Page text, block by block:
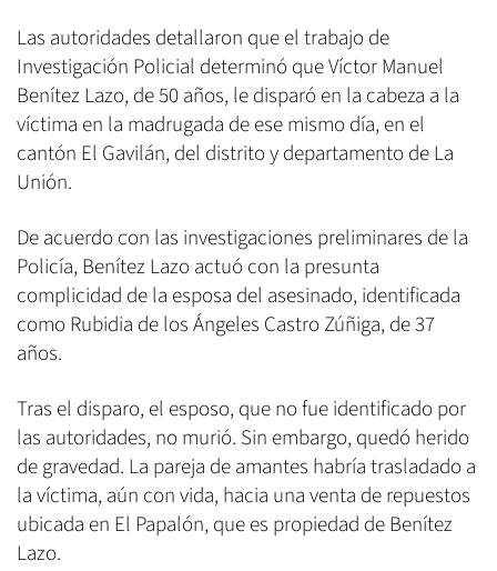
Las autoridades detallaron que el trabajo de
Investigación Policial determinó que Víctor Manuel
Benítez Lazo, de 50 años, le disparó en la cabeza a la
víctima en la madrugada de ese mismo día, en el
cantón El Gavilán, del distrito y departamento de La
Unión.
De acuerdo con las investigaciones preliminares de la
Policía, Benítez Lazo actuó con la presunta
complicidad de la esposa del asesinado, identificada
como Rubidia de los Ángeles Castro Zúñiga, de 37
años.
Tras el disparo, el esposo, que no fue identificado por
las autoridades, no murió. Sin embargo, quedó herido
de gravedad. La pareja de amantes habría trasladado a
la víctima, aún con vida, hacia una venta de repuestos
ubicada en El Papalón, que es propiedad de Benítez
Lazo.